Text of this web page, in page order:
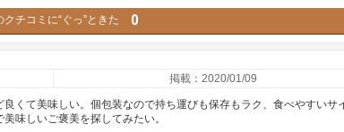
クチコミに“ぐっ”ときた 0
掲載：2020/01/09
くて美味しい。個包装なので持ち運びも保存もラク、食べやすいサ
味しいご褒美を探してみたい。